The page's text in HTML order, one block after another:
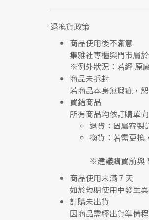
退換貨政策
商品使用後不滿意
集雅社專櫃與門市屬於
※例外狀況：若經 原
商品未拆封
若商品本身無瑕疵，
買錯商品
所有商品均依訂購單向
退貨 ：因屬客製
換貨 ：若需更
※建議購買前與
商品使用未滿 7 天
如於短期使用中發生
訂購未出貨
因商品需經出貨準備